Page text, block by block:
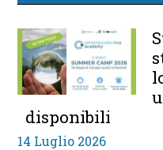
disponibili
14 Luglio 2026